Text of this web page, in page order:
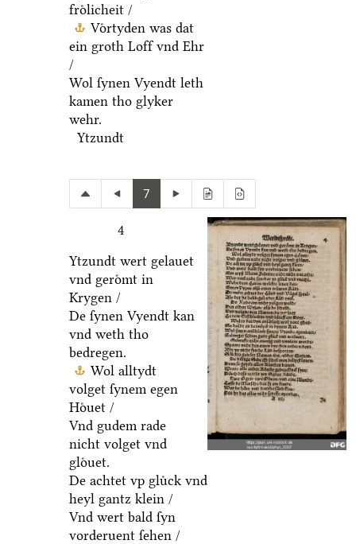
froͤlicheit /
Voͤrtyden was dat
ein groth Loff vnd Ehr
/
Wol ſynen Vyendt leth
kamen tho glyker
wehr.
Ytzundt
7
4
Ytzundt wert gelauet
vnd geroͤmt in
Krygen /
De ſynen Vyendt kan
vnd weth tho
bedregen.
Wol alltydt
volget ſynem egen
Hoͤuet /
Vnd gudem rade
nicht volget vnd
gloͤuet.
De achtet vp gluͤck vnd
heyl gantz klein /
Vnd wert bald ſyn
vorderuent ſehen /